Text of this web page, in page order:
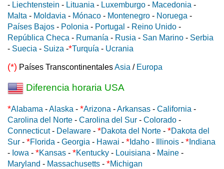
- Liechtenstein - Lituania - Luxemburgo - Macedonia -
Malta - Moldavia - Mónaco - Montenegro - Noruega -
Países Bajos - Polonia - Portugal - Reino Unido -
República Checa - Rumanía - Rusia - San Marino - Serbia
- Suecia - Suiza -*Turquía - Ucrania
(*) Países TranscontinentalesAsia / Europa
Diferencia horaria USA
*Alabama -Alaska - *Arizona -Arkansas - California -
Carolina del Norte - Carolina del Sur - Colorado -
Connecticut- Delaware - *Dakota del Norte - *Dakota del
Sur - *Florida - Georgia - Hawai - * Idaho - Illinois - * Indiana
- Iowa - *Kansas - *Kentucky - Louisiana - Maine -
Maryland - Massachusetts - *Michigan